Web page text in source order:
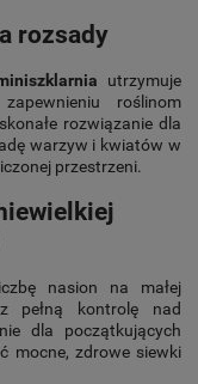
rozsady
utrzymuje
roślinom
rozwiązanie dla
warzyw i kwiatów w
przestrzeni.
nasion na małej
pełną kontrolę nad
dla początkujących
mocne, zdrowe siewki